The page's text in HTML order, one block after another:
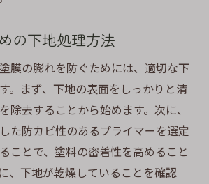
じた塗装プランの提案
を考慮した施工方法
気候に合った色選び
る外壁材の特徴
に強い外壁塗装の実践
壁塗装を実現するための施工ポイ
の下地処理方法
膜の膨れを防ぐためには、適切な下
。まず、下地の表面をしっかりと清
除去することから始めます。次に、
た防カビ性のあるプライマーを選定
ことで、塗料の密着性を高めること
、下地が乾燥していることを確認